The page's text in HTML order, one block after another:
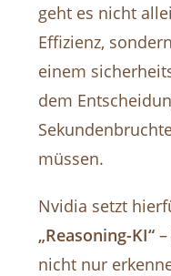
geht es nicht
Effizienz,
einem
dem
müssen.
Nvidia setzt
„Reasoning-KI“
nicht nur